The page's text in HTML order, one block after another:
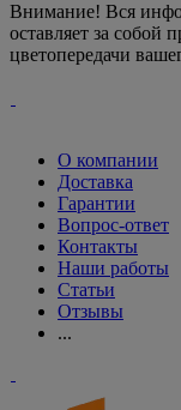
Внимание! Вся
оставляет за собой
цветопередачи
О компании
Доставка
Гарантии
Вопрос-ответ
Контакты
Наши работы
Статьи
Отзывы
...